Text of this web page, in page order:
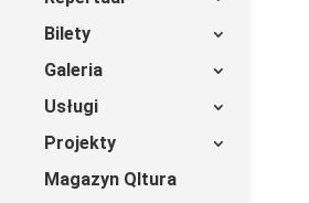
Bilety
Galeria
Usługi
Projekty
Magazyn Qltura